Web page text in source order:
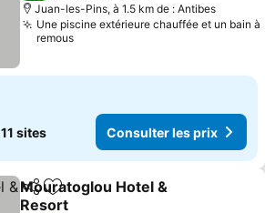
Juan-les-Pins, à 1.5 km de : Antibes
Une piscine extérieure chauffée et un bain à
remous
11 sites Consulter les prix
PartagerAjouter à mes favoris
Mouratoglou Hotel &
Resort